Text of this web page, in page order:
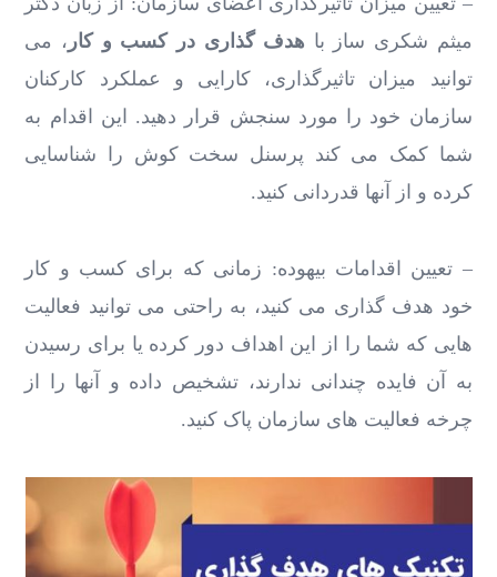
میثم شکری ساز با هدف گذاری در کسب و کار ، می
توانید میزان تاثیرگذاری، کارایی و عملکرد کارکنان
سازمان خود را مورد سنجش قرار دهید. این اقدام به
شما کمک می کند پرسنل سخت کوش را شناسایی
کرده و از آنها قدردانی کنید.
– تعیین اقدامات بیهوده: زمانی که برای کسب و کار
خود هدف گذاری می کنید، به راحتی می توانید فعالیت
هایی که شما را از این اهداف دور کرده یا برای رسیدن
به آن فایده چندانی ندارند، تشخیص داده و آنها را از
چرخه فعالیت های سازمان پاک کنید.